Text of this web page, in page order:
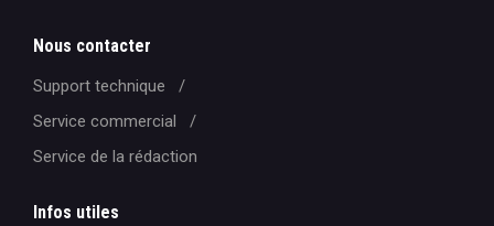
Nous contacter
Support technique
Service commercial
Service de la rédaction
Infos utiles